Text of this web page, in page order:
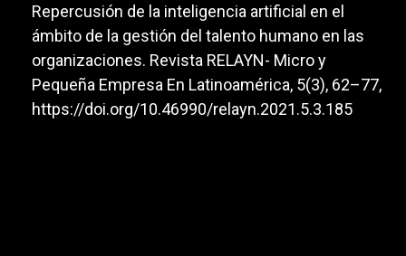
Repercusión de la inteligencia artificial en el
ámbito de la gestión del talento humano en las
organizaciones. Revista RELAYN- Micro y
Pequeña Empresa En Latinoamérica, 5(3), 62–77,
https://doi.org/10.46990/relayn.2021.5.3.185